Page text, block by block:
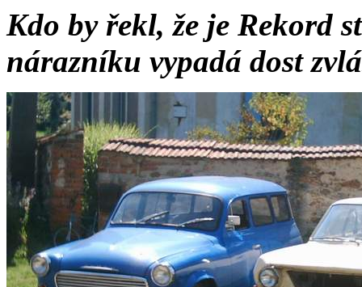
Kdo by řekl, že je Rekord
nárazníku vypadá dost